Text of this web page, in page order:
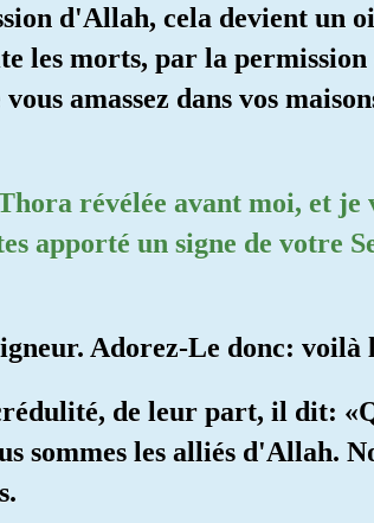
d'Allah, cela devient un
les morts, par la
amassez dans vos
révélée avant moi, et je
apporté un signe de votre
Adorez-Le donc:
de leur part, il dit:
sommes les alliés d'Allah.